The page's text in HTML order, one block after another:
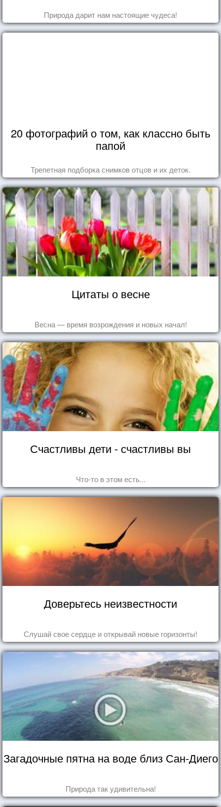
Природа дарит нам настоящие чудеса!
20 фотографий о том, как классно быть
папой
Трепетная подборка снимков отцов и их деток.
Цитаты о весне
Весна — время возрождения и новых начал!
Счастливы дети - счастливы вы
Что-то в этом есть...
Доверьтесь неизвестности
Слушай свое сердце и открывай новые горизонты!
Загадочные пятна на воде близ Сан-Диего
Природа так удивительна!